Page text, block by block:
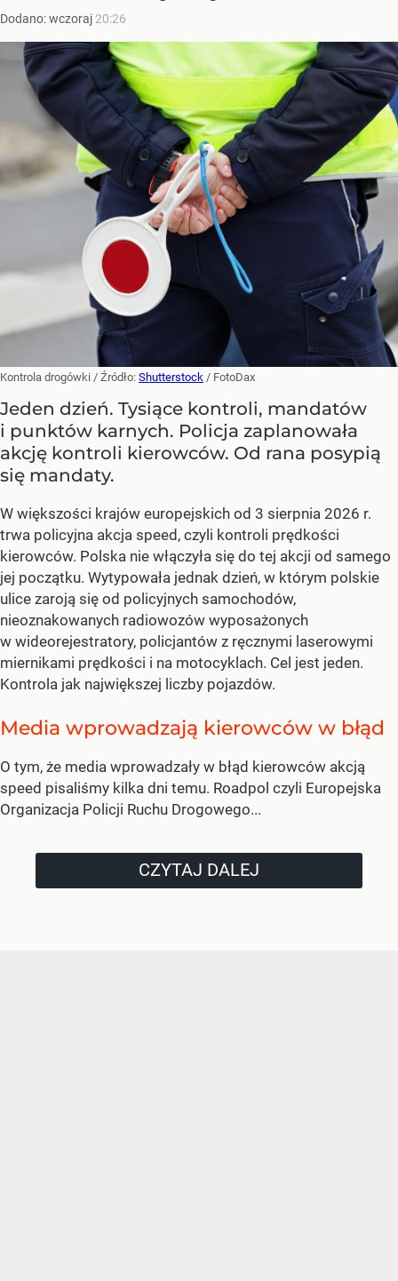
Dodano:wczoraj 20:26
Kontrola drogówki / Źródło: Shutterstock / FotoDax
Jeden dzień. Tysiące kontroli, mandatów
i punktów karnych. Policja zaplanowała
akcję kontroli kierowców. Od rana posypią
się mandaty.
W większości krajów europejskich od 3 sierpnia 2026 r.
trwa policyjna akcja speed, czyli kontroli prędkości
kierowców. Polska nie włączyła się do tej akcji od samego
jej początku. Wytypowała jednak dzień, w którym polskie
ulice zaroją się od policyjnych samochodów,
nieoznakowanych radiowozów wyposażonych
w wideorejestratory, policjantów z ręcznymi laserowymi
miernikami prędkości i na motocyklach. Cel jest jeden.
Kontrola jak największej liczby pojazdów.
Media wprowadzają kierowców w błąd
O tym, że media wprowadzały w błąd kierowców akcją
speed pisaliśmy kilka dni temu. Roadpol czyli Europejska
Organizacja Policji Ruchu Drogowego...
CZYTAJ DALEJ